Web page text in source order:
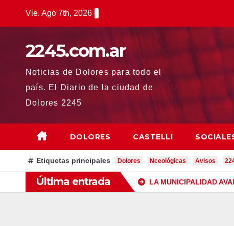
Vie. Ago 7th, 2026
2245.com.ar
Noticias de Dolores para todo el
país. El Diario de la ciudad de
Dolores 2245
DOLORES CASTELLI
Etiquetas principales Dolores Nceológicas Avisos
Última entrada LA MUNICIPALIDAD